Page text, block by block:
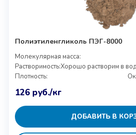
Полиэтиленгликоль ПЭГ-8000
Молекулярная масса:
Растворимость:
Плотность:
126 руб./кг
ДОБАВИТЬ В